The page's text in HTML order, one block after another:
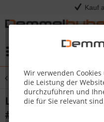
Kauf
Wir verwenden
die Leistung der
durchzuführen und
die für Sie relevant
Übersicht Sonstige
LID CASTING-LEFT
#N135-0040G